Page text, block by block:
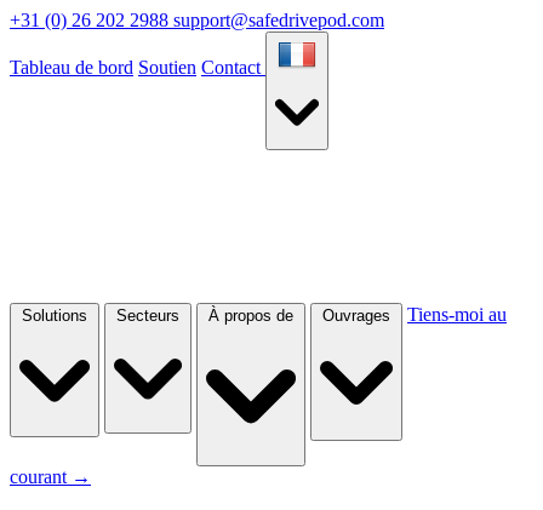
+31 (0) 26 202 2988 support@safedrivepod.com
Tableau de bord Soutien Contact
Solutions Secteurs À propos de Ouvrages Tiens-moi au
courant →